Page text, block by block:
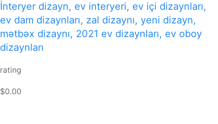
İnteryer dizayn, ev interyeri, ev içi dizaynları,
ev dam dizaynları, zal dizaynı, yeni dizayn,
mətbəx dizaynı, 2021 ev dizaynları, ev oboy
dizaynları
rating
$0.00